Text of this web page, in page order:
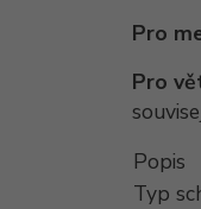
Pro
Pro
Popis
Typ